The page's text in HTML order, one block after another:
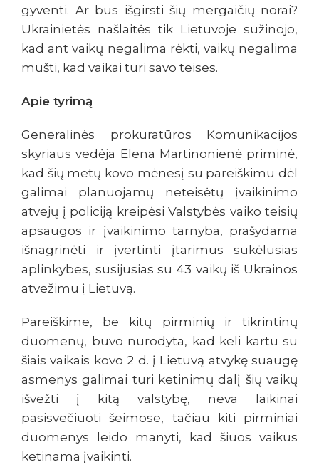
gyventi. Ar bus išgirsti šių mergaičių norai?
Ukrainietės našlaitės tik Lietuvoje sužinojo,
kad ant vaikų negalima rėkti, vaikų negalima
mušti, kad vaikai turi savo teises.
Apie tyrimą
Generalinės prokuratūros Komunikacijos
skyriaus vedėja Elena Martinonienė priminė,
kad šių metų kovo mėnesį su pareiškimu dėl
galimai planuojamų neteisėtų įvaikinimo
atvejų į policiją kreipėsi Valstybės vaiko teisių
apsaugos ir įvaikinimo tarnyba, prašydama
išnagrinėti ir įvertinti įtarimus sukėlusias
aplinkybes, susijusias su 43 vaikų iš Ukrainos
atvežimu į Lietuvą.
Pareiškime, be kitų pirminių ir tikrintinų
duomenų, buvo nurodyta, kad keli kartu su
šiais vaikais kovo 2 d. į Lietuvą atvykę suaugę
asmenys galimai turi ketinimų dalį šių vaikų
išvežti į kitą valstybę, neva laikinai
pasisvečiuoti šeimose, tačiau kiti pirminiai
duomenys leido manyti, kad šiuos vaikus
ketinama įvaikinti.